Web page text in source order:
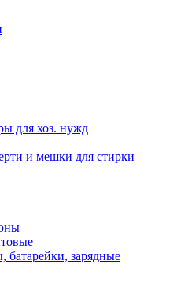
для хоз. нужд
и мешки для стирки
батарейки, зарядные